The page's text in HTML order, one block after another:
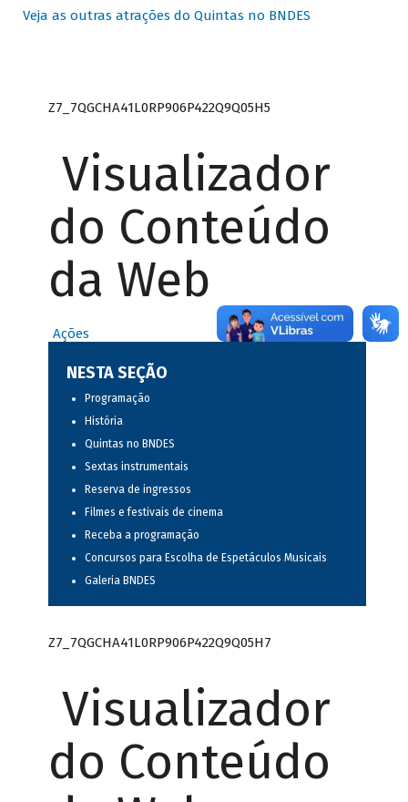
Veja as outras atrações do Quintas no BNDES
Z7_7QGCHA41L0RP906P422Q9Q05H5
Visualizador
do Conteúdo
da Web
Ações
NESTA SEÇÃO
Programação
História
Quintas no BNDES
Sextas instrumentais
Reserva de ingressos
Filmes e festivais de cinema
Receba a programação
Concursos para Escolha de Espetáculos Musicais
Galeria BNDES
Z7_7QGCHA41L0RP906P422Q9Q05H7
Visualizador
do Conteúdo